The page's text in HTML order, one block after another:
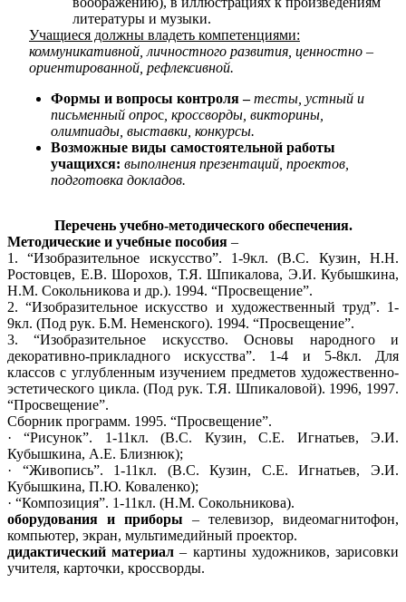
литературы и музыки.
Учащиеся должны владеть компетенциями:
коммуникативной, личностного развития, ценностно –
ориентированной, рефлексивной.
Формы и вопросы контроля –тесты, устный и
письменный опрос , кроссворды, викторины,
олимпиады, выставки, конкурсы.
Возможные виды самостоятельной работы
учащихся: выполнения презентаций, проектов,
подготовка докладов.
Перечень учебно-методического обеспечения.
Методические и учебные пособия –
1. “Изобразительное искусство”. 1-9кл. (В.С. Кузин, Н.Н.
Ростовцев, Е.В. Шорохов, Т.Я. Шпикалова, Э.И. Кубышкина,
Н.М. Сокольникова и др.). 1994. “Просвещение”.
2. “Изобразительное искусство и художественный труд”. 1-
9кл. (Под рук. Б.М. Неменского). 1994. “Просвещение”.
3. “Изобразительное искусство. Основы народного и
декоративно-прикладного искусства”. 1-4 и 5-8кл. Для
классов с углубленным изучением предметов художественно-
эстетического цикла. (Под рук. Т.Я. Шпикаловой). 1996, 1997.
“Просвещение”.
Сборник программ. 1995. “Просвещение”.
· “Рисунок”. 1-11кл. (В.С. Кузин, С.Е. Игнатьев, Э.И.
Кубышкина, А.Е. Близнюк);
· “Живопись”. 1-11кл. (В.С. Кузин, С.Е. Игнатьев, Э.И.
Кубышкина, П.Ю. Коваленко);
· “Композиция”. 1-11кл. (Н.М. Сокольникова).
оборудования и приборы – телевизор, видеомагнитофон,
компьютер, экран, мультимедийный проектор.
дидактический материал – картины художников, зарисовки
учителя, карточки, кроссворды.